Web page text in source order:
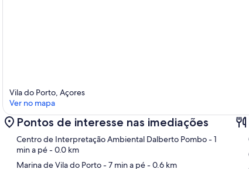
Vila do Porto, Açores
Ver no mapa
Pontos de interesse nas imediações
Centro de Interpretação Ambiental Dalberto Pombo- 1
min a pé- 0.0 km
Marina de Vila do Porto- 7 min a pé- 0.6 km